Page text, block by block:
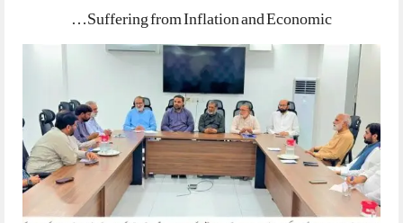
Suffering from Inflation and Economic…